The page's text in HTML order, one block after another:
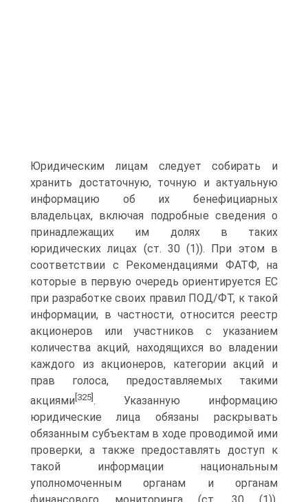
Юридическим лицам следует собирать и
хранить достаточную, точную и актуальную
информацию об их бенефициарных
владельцах, включая подробные сведения о
принадлежащих им долях в таких
юридических лицах (ст. 30 (1)). При этом в
соответствии с Рекомендациями ФАТФ, на
которые в первую очередь ориентируется ЕС
при разработке своих правил ПОД/ФТ, к такой
информации, в частности, относится реестр
акционеров или участников с указанием
количества акций, находящихся во владении
каждого из акционеров, категории акций и
прав голоса, предоставляемых такими
акциями [325] . Указанную информацию
юридические лица обязаны раскрывать
обязанным субъектам в ходе проводимой ими
проверки, а также предоставлять доступ к
такой информации национальным
уполномоченным органам и органам